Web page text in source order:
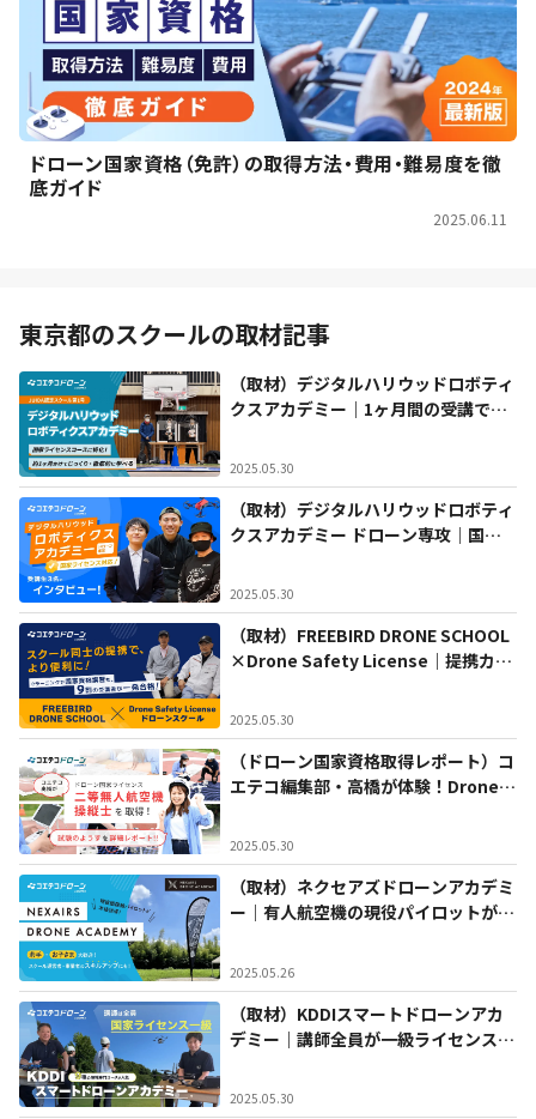
ドローン国家資格（免許）の取得方法・費用・難易度を徹
底ガイド
2025.06.11
東京都のスクールの取材記事
（取材）デジタルハリウッドロボティ
クスアカデミー｜1ヶ月間の受講で自
ッシュアップで効率的な学びを実現
2025.05.30
（取材）デジタルハリウッドロボティ
クスアカデミー ドローン専攻｜国家
タビュー
2025.05.30
（取材）FREEBIRD DRONE SCHOOL
×Drone Safety License｜提携カリ
携の魅力を深堀り
2025.05.30
（ドローン国家資格取得レポート）コ
エテコ編集部・高橋が体験！DroneS
無人航空機操縦士」を取得
2025.05.30
（取材）ネクセアズドローンアカデミ
ー｜有人航空機の現役パイロットが開
2025.05.26
（取材）KDDIスマートドローンアカ
デミー｜講師全員が一級ライセンス保
ンスクール
2025.05.30